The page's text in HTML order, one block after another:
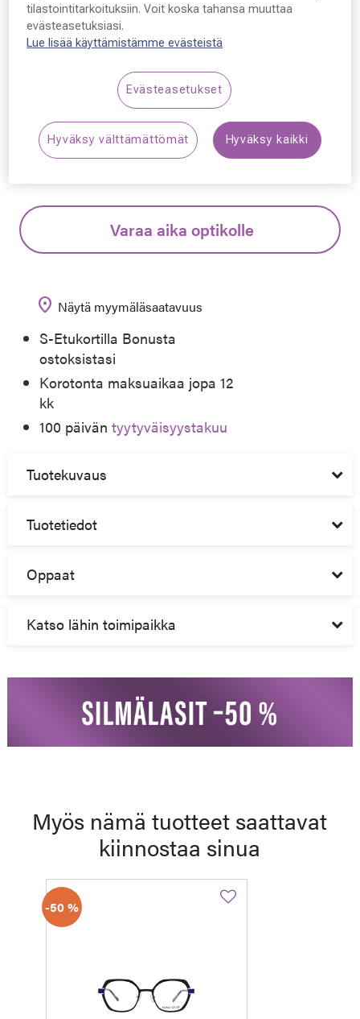
154,50 €
Hinta alennettu
309,00 €Alennettu hinta
Synttäriale! Kaikki silmälasit –50 % sisältäen
linssit ja kehykset.
Lue lisää!
Varaa aika optikolle
location_on Näytä myymäläsaatavuus
S-Etukortilla Bonusta
ostoksistasi
Korotonta maksuaikaa jopa 12
kk
100 päiväntyytyväisyystakuu
Tuotekuvaus
Tuotetiedot
Oppaat
Katso lähin toimipaikka
Myös nämä tuotteet saattavat
kiinnostaa sinua
-50 %
tilastointitarkoituksiin. Voit koska tahansa muuttaa
evästeasetuksiasi.
Lue lisää käyttämistämme evästeistä
Evästeasetukset
Hyväksy välttämättömät Hyväksy kaikki